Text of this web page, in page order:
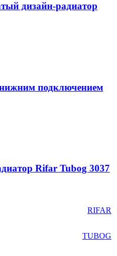
дизайн-радиатор
подключением
Rifar Tubog 3037
RIFAR
TUBOG